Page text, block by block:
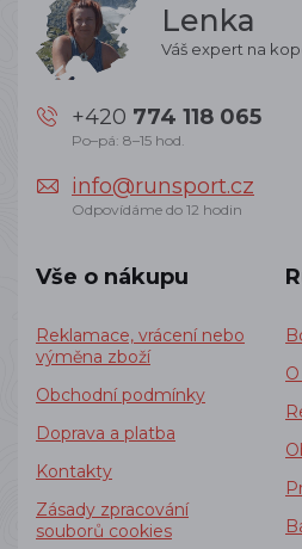
Lenka
Váš expert na
+420 774 118 065
Po–pá: 8–15 hod.
info@runsport.cz
Odpovídáme do 12 hodin
Vše o nákupu
Reklamace, vrácení nebo
výměna zboží
Obchodní podmínky
Doprava a platba
Kontakty
Zásady zpracování
souborů cookies